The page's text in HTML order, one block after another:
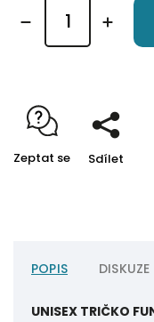
Zeptat se Sdílet
POPIS DISKUZE
UNISEX TRIČKO